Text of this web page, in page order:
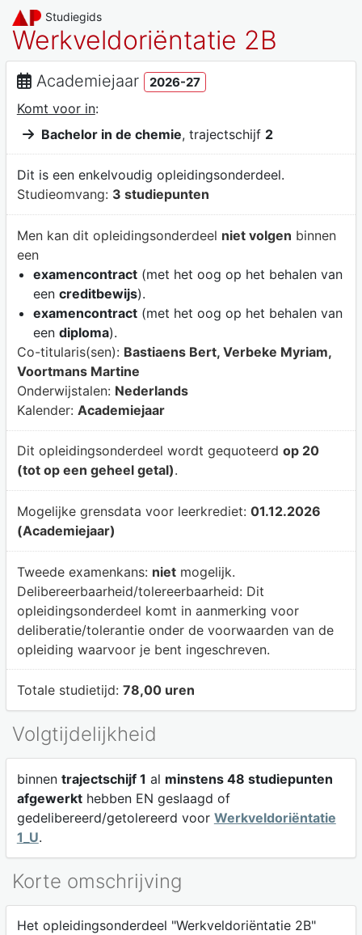
Studiegids
Werkveldoriëntatie 2B
Academiejaar 2026-27
Komt voor in:
Bachelor in de chemie, trajectschijf 2
Dit is een enkelvoudig opleidingsonderdeel.
Studieomvang: 3 studiepunten
Men kan dit opleidingsonderdeel niet volgen binnen
een
examencontract(met het oog op het behalen van
een creditbewijs).
examencontract(met het oog op het behalen van
een diploma).
Co-titularis(sen): Bastiaens Bert, Verbeke Myriam,
Voortmans Martine
Onderwijstalen: Nederlands
Kalender: Academiejaar
Dit opleidingsonderdeel wordt gequoteerd op 20
(tot op een geheel getal).
Mogelijke grensdata voor leerkrediet: 01.12.2026
(Academiejaar)
Tweede examenkans: nietmogelijk.
Delibereerbaarheid/tolereerbaarheid: Dit
opleidingsonderdeel komt in aanmerking voor
deliberatie/tolerantie onder de voorwaarden van de
opleiding waarvoor je bent ingeschreven.
Totale studietijd: 78,00 uren
Volgtijdelijkheid
binnen trajectschijf 1 al minstens 48 studiepunten
afgewerkthebben EN geslaagd of
gedelibereerd/getolereerd voor Werkveldoriëntatie
1_U.
Korte omschrijving
Het opleidingsonderdeel "Werkveldoriëntatie 2B"